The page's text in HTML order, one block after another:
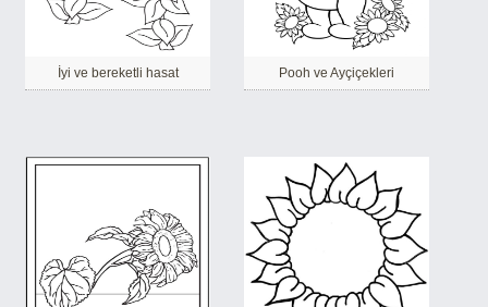
İyi ve bereketli hasat Pooh ve Ayçiçekleri